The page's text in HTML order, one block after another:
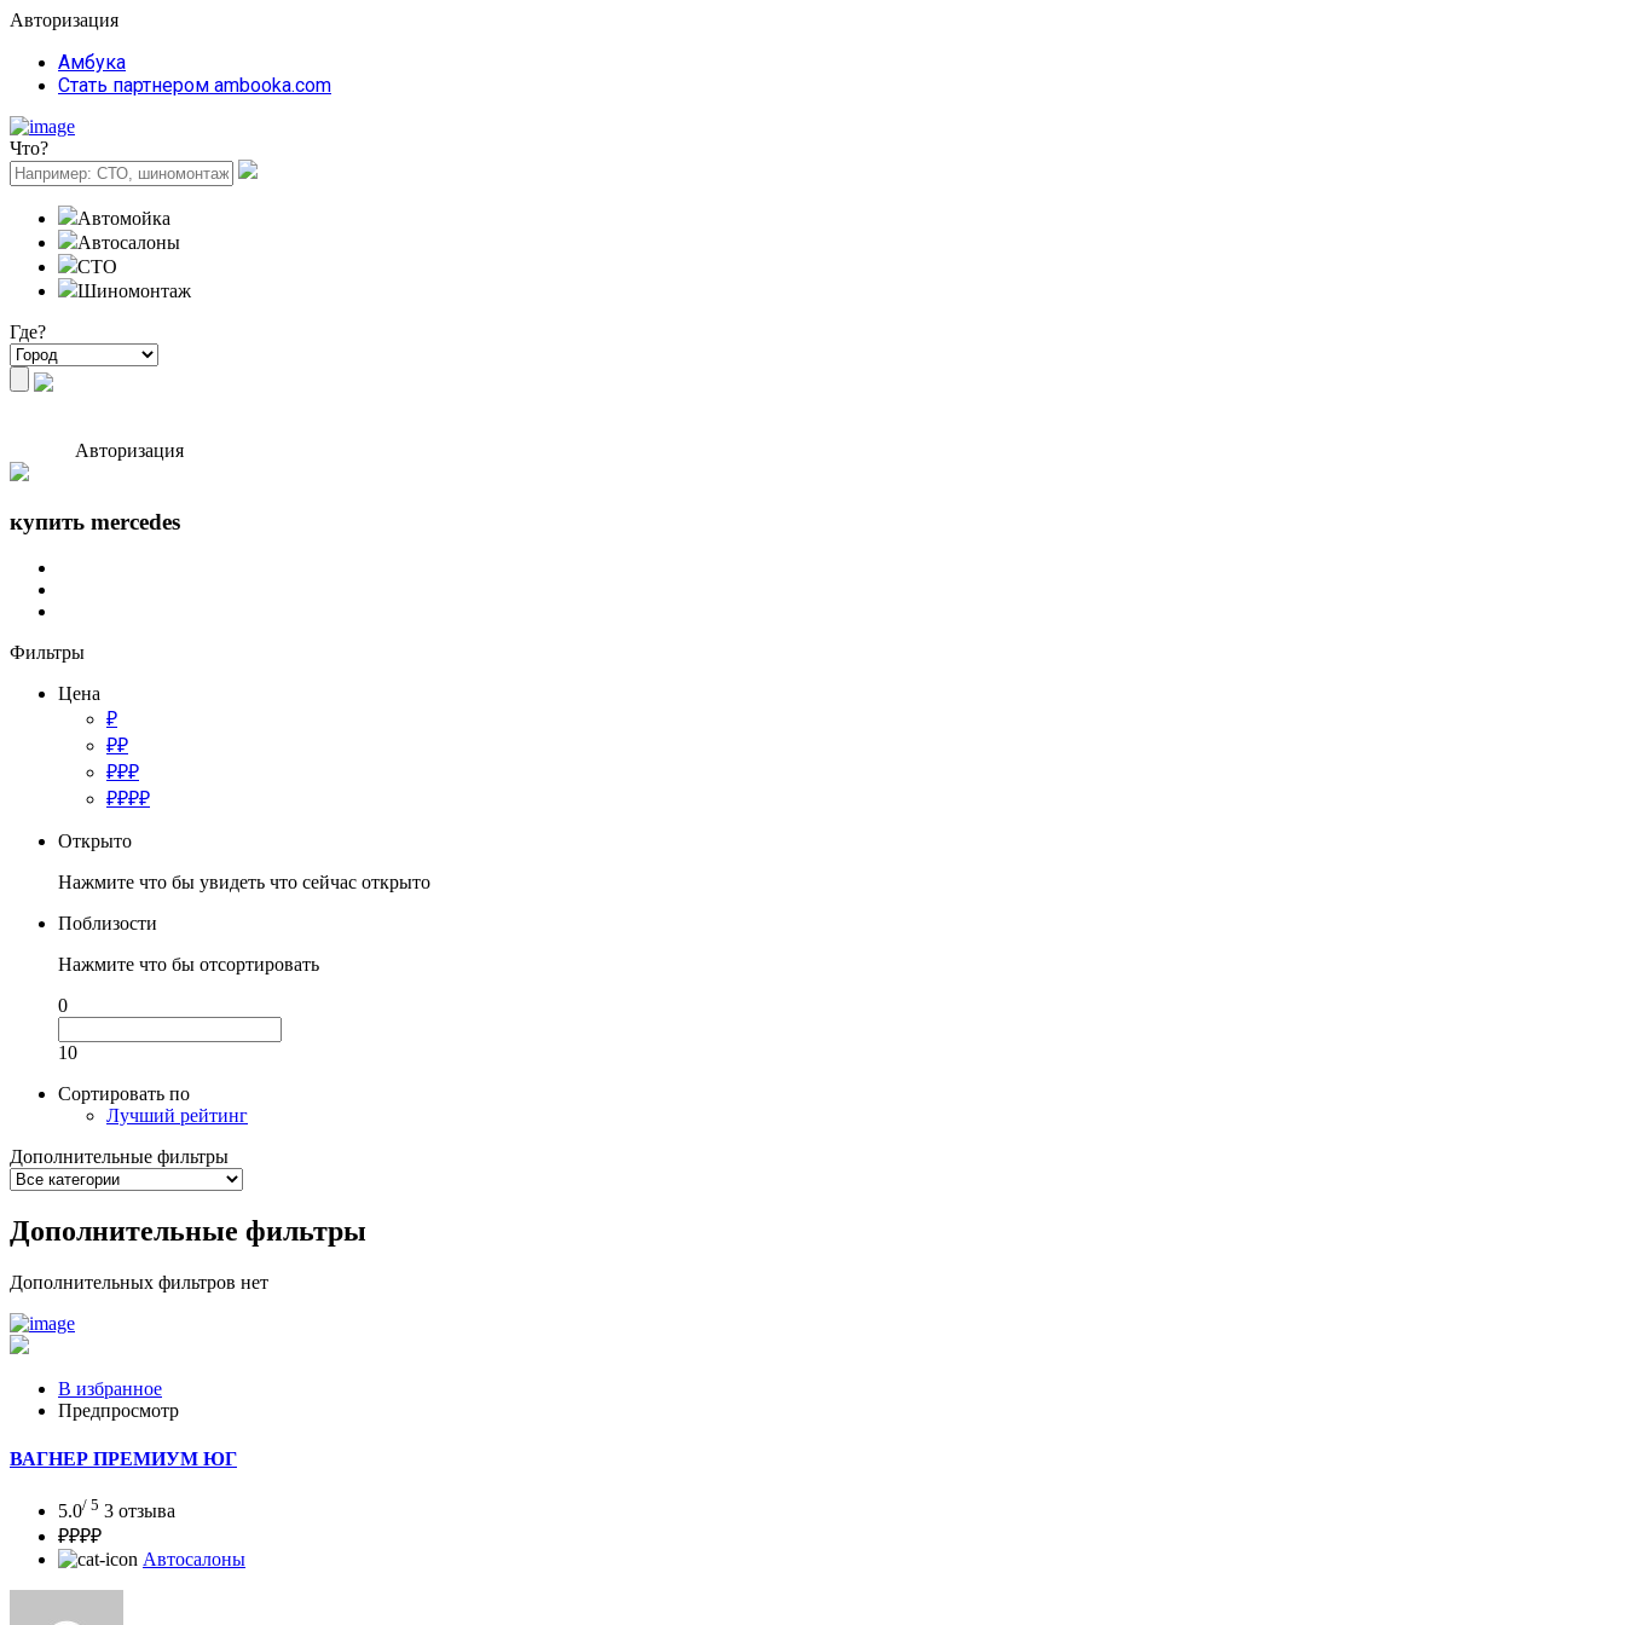
Авторизация
Амбука
Стать партнером ambooka.com
Что?
Автомойка
Автосалоны
СТО
Шиномонтаж
Где?
Авторизация
купить mercedes
Фильтры
Цена
₽
₽₽
₽₽₽
₽₽₽₽
Открыто
Нажмите что бы увидеть что сейчас открыто
Поблизости
Нажмите что бы отсортировать
0
10
Сортировать по
Лучший рейтинг
Дополнительные фильтры
Дополнительные фильтры
Дополнительных фильтров нет
В избранное
Предпросмотр
ВАГНЕР ПРЕМИУМ ЮГ
5.0/ 5 3 отзыва
₽₽₽₽
Автосалоны